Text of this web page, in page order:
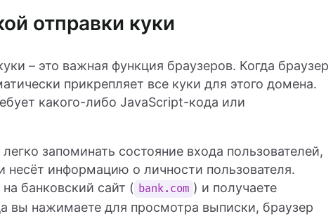
отправки куки
– это важная функция браузеров. Когда браузер
прикрепляет все куки для этого домена.
какого-либо JavaScript-кода или
запоминать состояние входа пользователей,
несёт информацию о личности пользователя.
банковский сайт ( bank.com ) и получаете
вы нажимаете для просмотра выписки, браузер